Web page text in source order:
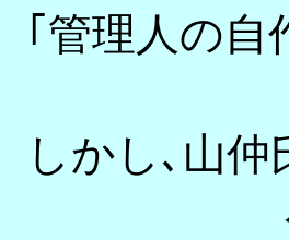
｢管理人の
しかし､山